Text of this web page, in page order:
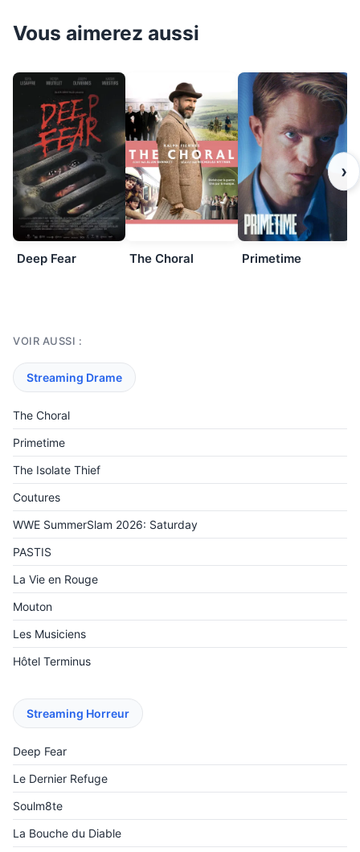
Vous aimerez aussi
Deep Fear The Choral Primetime
›
VOIR AUSSI :
Streaming Drame
The Choral
Primetime
The Isolate Thief
Coutures
WWE SummerSlam 2026: Saturday
PASTIS
La Vie en Rouge
Mouton
Les Musiciens
Hôtel Terminus
Streaming Horreur
Deep Fear
Le Dernier Refuge
Soulm8te
La Bouche du Diable